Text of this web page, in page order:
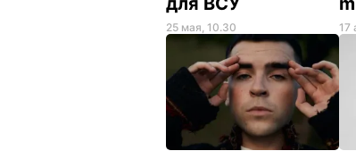
25 мая, 10.30 17